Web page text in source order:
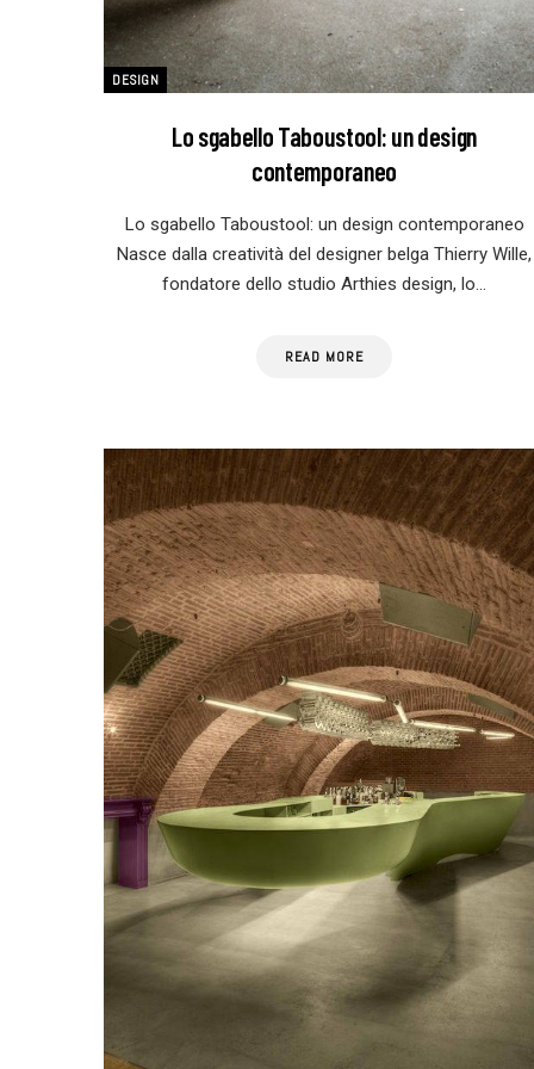
DESIGN
Lo sgabello Taboustool: un design
contemporaneo
Lo sgabello Taboustool: un design contemporaneo
Nasce dalla creatività del designer belga Thierry Wille,
fondatore dello studio Arthies design, lo…
READ MORE